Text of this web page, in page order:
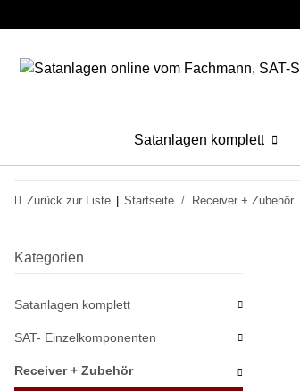
Satanlagen komplett
Zurück zur Liste Startseite Receiver + Zubehör
Kategorien
Satanlagen komplett
SAT- Einzelkomponenten
Receiver + Zubehör